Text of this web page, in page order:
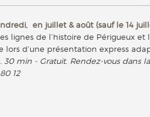
en juillet & août (sauf le 14
lignes de l’histoire de Périgueux et
d’une présentation express
30 min - Gratuit. Rendez-vous dans
12